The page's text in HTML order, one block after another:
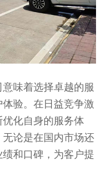
味着选择卓越的服
验。在日益竞争激
化自身的服务体
论是在国内市场还
和口碑，为客户提